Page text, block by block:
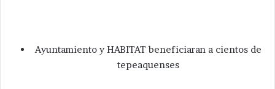
Ayuntamiento y HABITAT beneficiaran a cientos de
tepeaquenses